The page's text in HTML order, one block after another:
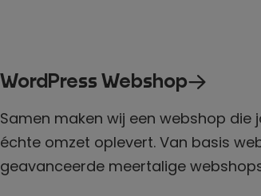
WordPress Webshop
Samen maken wij een webshop die
échte omzet oplevert. Van basis
geavanceerde meertalige